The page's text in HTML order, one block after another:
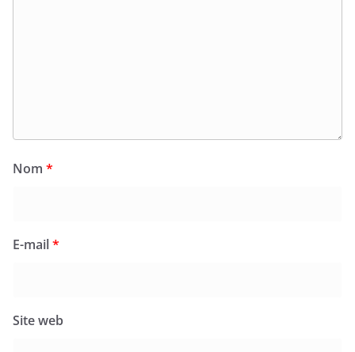
Nom *
E-mail*
Site web